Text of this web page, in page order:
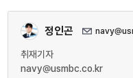
정인곤
취재기자
navy@usmbc.co.kr